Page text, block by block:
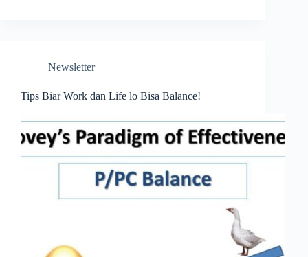
Newsletter
Tips Biar Work dan Life lo Bisa Balance!